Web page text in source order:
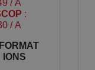
/ A
:
/ A
IONS